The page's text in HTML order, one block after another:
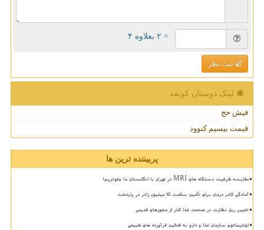
= ۲ بعلاوه ۴
ثبت نظر
لینک دوستان كونفه
فیش حج
قیمت بیسیم کنوود
پربیننده ترین ها
مقایسه ظرفیت دستگاه های MRI در تهران با انگلستان ما جلوتریم!
آمادگی کادر درمان برای تأمین سلامت 15 میلیون زائر در پایتخت
تغییر ریل نظارت در صنعت غذا گذر از مجوزهای قدیمی
اولتیماتوم سازمان غذا و دارو به فعالین فرآورده های طبیعی